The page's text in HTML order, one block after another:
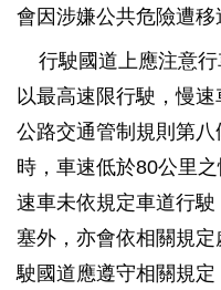
會因涉嫌公共危險遭移
行駛國道上應注意行
以最高速限行駛，慢
公路交通管制規則第
時，車速低於80公里
速車未依規定車道行
塞外，亦會依相關規
駛國道應遵守相關規定